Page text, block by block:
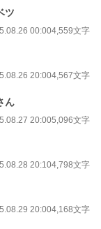
ツ
00:004,559文字
20:004,567文字
ん
20:005,096文字
20:104,798文字
20:004,168文字